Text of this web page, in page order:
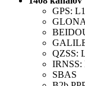
GPS:
QZSS:
IRNSS:
SBAS